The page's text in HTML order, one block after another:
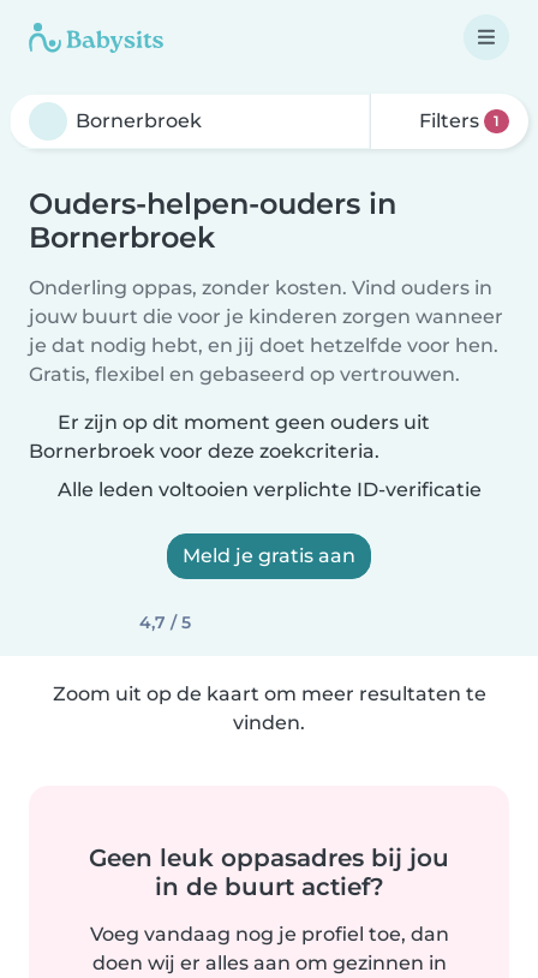
Filters 1
Ouders-helpen-ouders in
Bornerbroek
Onderling oppas, zonder kosten. Vind ouders in
jouw buurt die voor je kinderen zorgen wanneer
je dat nodig hebt, en jij doet hetzelfde voor hen.
Gratis, flexibel en gebaseerd op vertrouwen.
Er zijn op dit moment geen ouders uit
Bornerbroek voor deze zoekcriteria.
Alle leden voltooien verplichte ID-verificatie
Meld je gratis aan
4,7 / 5
Zoom uit op de kaart om meer resultaten te
vinden.
Geen leuk oppasadres bij jou
in de buurt actief?
Voeg vandaag nog je profiel toe, dan
doen wij er alles aan om gezinnen in